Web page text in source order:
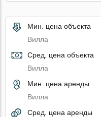
Мин. цена объекта
Вилла
Сред. цена объекта
Вилла
Мин. цена аренды
Вилла
Сред. цена аренды